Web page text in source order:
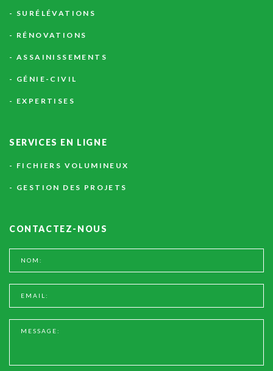
SURÉLÉVATIONS
RÉNOVATIONS
ASSAINISSEMENTS
GÉNIE-CIVIL
EXPERTISES
SERVICES EN LIGNE
FICHIERS VOLUMINEUX
GESTION DES PROJETS
CONTACTEZ-NOUS